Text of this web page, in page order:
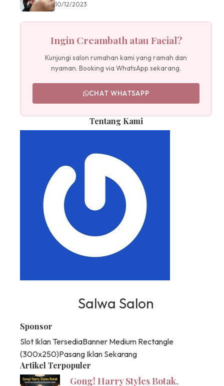
10/12/2023
Ingin Creambath atau Facial?
Kunjungi salon rumahan kami yang ramah dan
nyaman. Booking via WhatsApp sekarang.
CHAT WHATSAPP
Tentang Kami
Salwa Salon
Sponsor
Slot Iklan TersediaBanner Medium Rectangle
(300x250)Pasang Iklan Sekarang
Artikel Terpopuler
Gong! Harry Styles Botak,